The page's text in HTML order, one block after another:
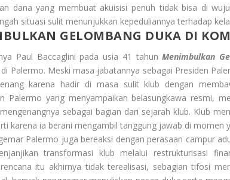
dana yang membuat akuisisi penuh tidak bisa di
situasi sulit menunjukkan kepeduliannya terhadap
GELOMBANG DUKA DI
Paul Baccaglini pada usia 41 tahunMenimbulkan
Palermo. Meski masa jabatannya sebagai Presiden
karena hadir di masa sulit klub dengan
Palermo yang menyampaikan belasungkawa resmi,
sebagai bagian dari sejarah klub. Klub
karena ia berani mengambil tanggung jawab di momen
Palermo juga bereaksi dengan perasaan campur
transformasi klub melalui restrukturisasi
itu akhirnya tidak terealisasi, sebagian tifosi